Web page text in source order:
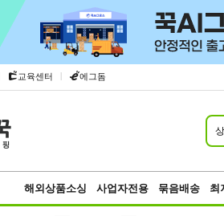
교육센터 | 에그돔
해외상품소싱 사업자전용 묶음배송 최